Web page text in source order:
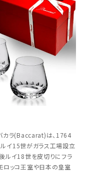
カラ(Baccarat)は、1764
イ15世がガラス工場設立
ルイ18世を皮切りにフラ
ロッコ王室や日本の皇室